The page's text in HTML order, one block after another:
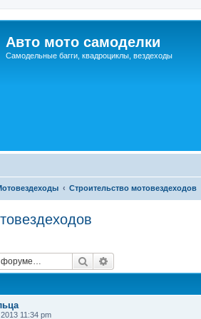
Авто мото самоделки
Самодельные багги, квадроциклы, вездеходы
Строительство мотовездеходов
Поиск
11:34 pm